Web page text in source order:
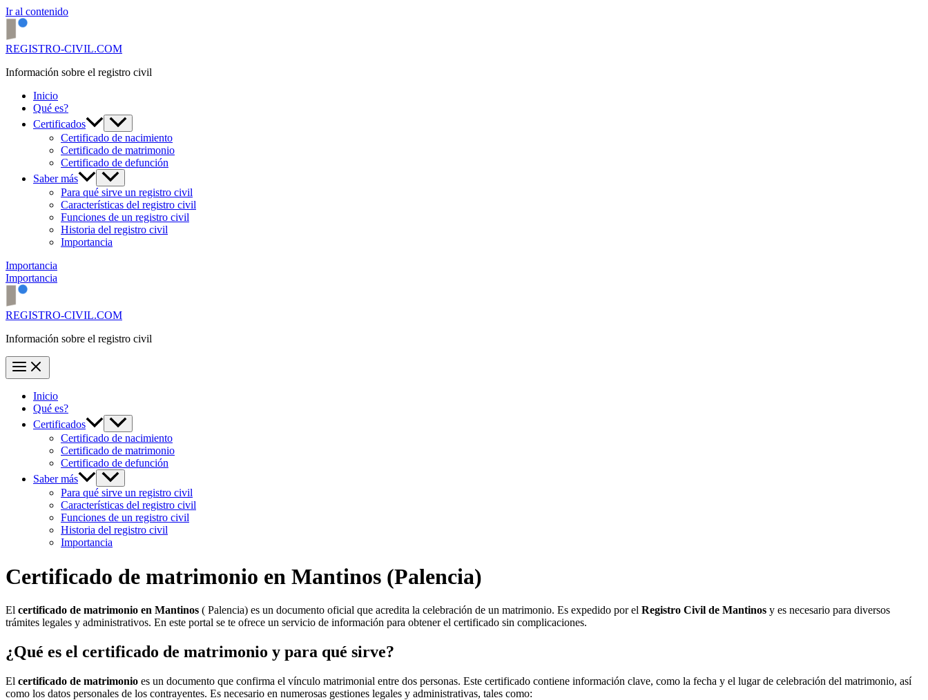
Ir al contenido
REGISTRO-CIVIL.COM
Información sobre el registro civil
Inicio
Qué es?
Certificados
Certificado de nacimiento
Certificado de matrimonio
Certificado de defunción
Saber más
Para qué sirve un registro civil
Características del registro civil
Funciones de un registro civil
Historia del registro civil
Importancia
Importancia
Importancia
REGISTRO-CIVIL.COM
Información sobre el registro civil
Inicio
Qué es?
Certificados
Certificado de nacimiento
Certificado de matrimonio
Certificado de defunción
Saber más
Para qué sirve un registro civil
Características del registro civil
Funciones de un registro civil
Historia del registro civil
Importancia
Certificado de matrimonio en Mantinos (Palencia)
El certificado de matrimonio en Mantinos ( Palencia) es un documento oficial que acredita la celebración de un matrimonio. Es expedido por el Registro Civil de Mantinos y es necesario para diversos
trámites legales y administrativos. En este portal se te ofrece un servicio de información para obtener el certificado sin complicaciones.
¿Qué es el certificado de matrimonio y para qué sirve?
El certificado de matrimonio es un documento que confirma el vínculo matrimonial entre dos personas. Este certificado contiene información clave, como la fecha y el lugar de celebración del matrimonio, así
como los datos personales de los contrayentes. Es necesario en numerosas gestiones legales y administrativas, tales como: